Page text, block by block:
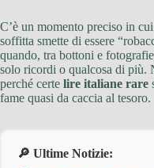
C’è un momento preciso in
soffitta smette di essere
quando, tra bottoni e
solo ricordi o qualcosa di più.
perché certe lire italiane rare
fame quasi da caccia al tesoro.
🔎 Ultime Notizie: